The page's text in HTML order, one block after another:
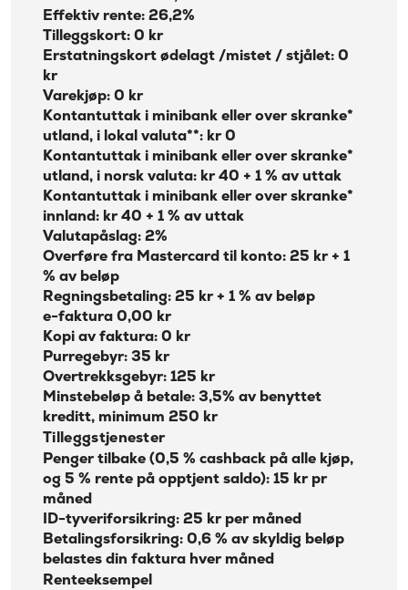
Effektiv rente: 26,2%
Tilleggskort: 0 kr
Erstatningskort ødelagt /mistet / stjålet: 0
kr
Varekjøp: 0 kr
Kontantuttak i minibank eller over skranke*
utland, i lokal valuta**: kr 0
Kontantuttak i minibank eller over skranke*
utland, i norsk valuta: kr 40 + 1 % av uttak
Kontantuttak i minibank eller over skranke*
innland: kr 40 + 1 % av uttak
Valutapåslag: 2%
Overføre fra Mastercard til konto: 25 kr + 1
% av beløp
Regningsbetaling: 25 kr + 1 % av beløp
e-faktura 0,00 kr
Kopi av faktura: 0 kr
Purregebyr: 35 kr
Overtrekksgebyr: 125 kr
Minstebeløp å betale: 3,5% av benyttet
kreditt, minimum 250 kr
Tilleggstjenester
Penger tilbake (0,5 % cashback på alle kjøp,
og 5 % rente på opptjent saldo): 15 kr pr
måned
ID-tyveriforsikring: 25 kr per måned
Betalingsforsikring: 0,6 % av skyldig beløp
belastes din faktura hver måned
Renteeksempel